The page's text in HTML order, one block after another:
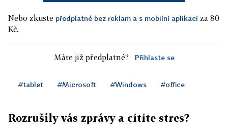
Nebo zkuste předplatné bez reklam a s mobilní aplikací za 80
Kč.
Máte již předplatné? Přihlaste se
#tablet #Microsoft #Windows #office
Rozrušily vás zprávy a cítíte stres?